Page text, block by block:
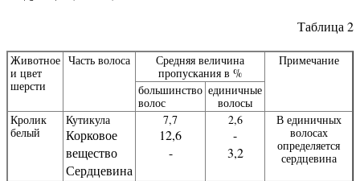
Таблица 2
Животное
и цвет
шерсти
Часть волоса
Средняя величина
пропускания в %
Примечание
большинство
волос
единичные
волосы
Кролик
белый
Кутикула
Корковое
вещество
Сердцевина
7,7
12,6
-
2,6
-
3,2
В единичных
волосах
определяется
сердцевина